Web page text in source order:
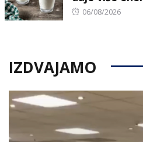
Posted
06/08/2026
IZDVAJAMO